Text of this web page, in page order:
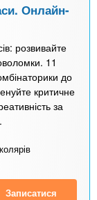
Онлайн-
розвивайте
11
до
критичне
за
Записатися